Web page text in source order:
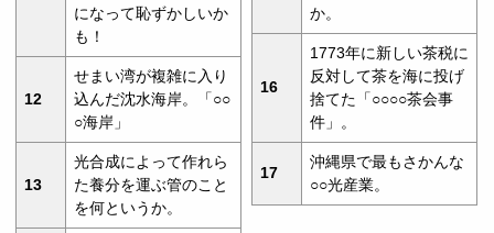
になって恥ずかしいか
も！
12
せまい湾が複雑に入り
込んだ沈水海岸。「○○
○海岸」
13
光合成によって作れら
た養分を運ぶ管のこと
を何というか。
か。
16
1773年に新しい茶税に
反対して茶を海に投げ
捨てた「○○○○茶会事
件」。
17
沖縄県で最もさかんな
○○光産業。